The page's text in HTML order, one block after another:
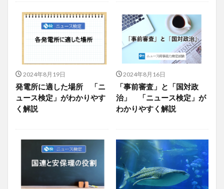
2024年8月19日
発電所に適した場所 「ニ
ュース検定」がわかりやす
く解説
2024年8月16日
「事前審査」と「国対政
治」 「ニュース検定」が
わかりやすく解説